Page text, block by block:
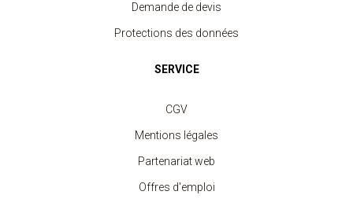
Demande de devis
Protections des données
SERVICE
CGV
Mentions légales
Partenariat web
Offres d'emploi